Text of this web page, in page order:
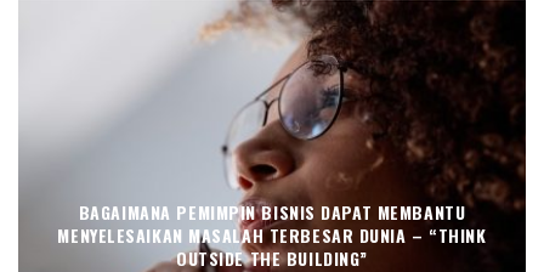
BAGAIMANA PEMIMPIN BISNIS DAPAT MEMBANTU
MENYELESAIKAN MASALAH TERBESAR DUNIA – “THINK
OUTSIDE THE BUILDING”